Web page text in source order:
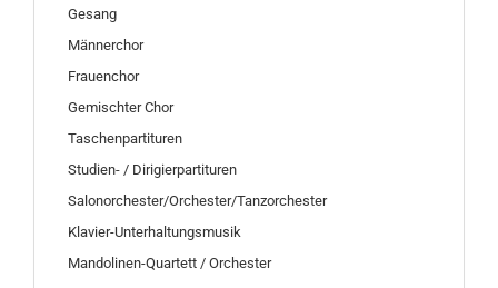
Gesang
Männerchor
Frauenchor
Gemischter Chor
Taschenpartituren
Studien- / Dirigierpartituren
Salonorchester/Orchester/Tanzorchester
Klavier-Unterhaltungsmusik
Mandolinen-Quartett / Orchester